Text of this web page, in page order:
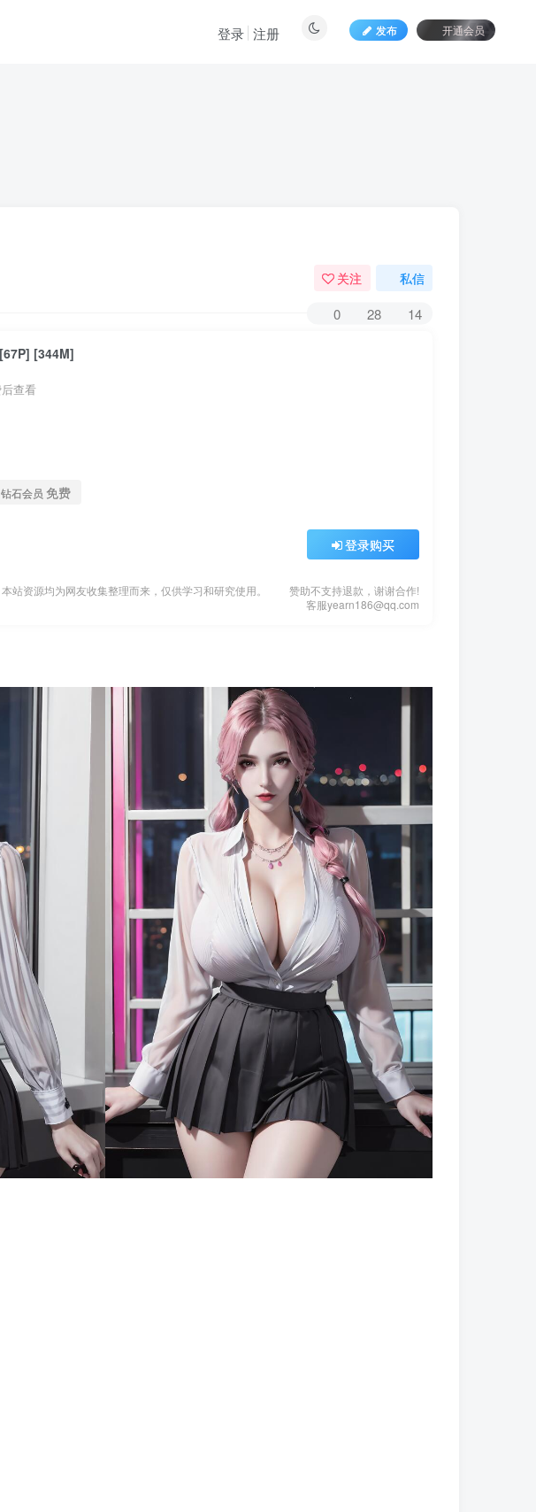
发布 开通会员
登录 注册
关注 私信
0 28 14
[344M]
查看
钻石会员 免费
登录购买
本站资源均为网友收集整理而来，仅供学习和研究使用。
赞助不支持退款，谢谢合作!
客服yearn186@qq.com